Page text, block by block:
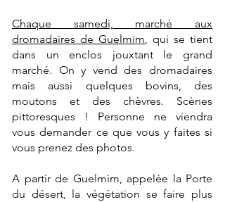
Chaque samedi, marché aux
dromadaires de Guelmim, qui se tient
dans un enclos jouxtant le grand
marché. On y vend des dromadaires
mais aussi quelques bovins, des
moutons et des chèvres. Scènes
pittoresques ! Personne ne viendra
vous demander ce que vous y faites si
vous prenez des photos.
A partir de Guelmim, appelée la Porte
du désert, la végétation se faire plus